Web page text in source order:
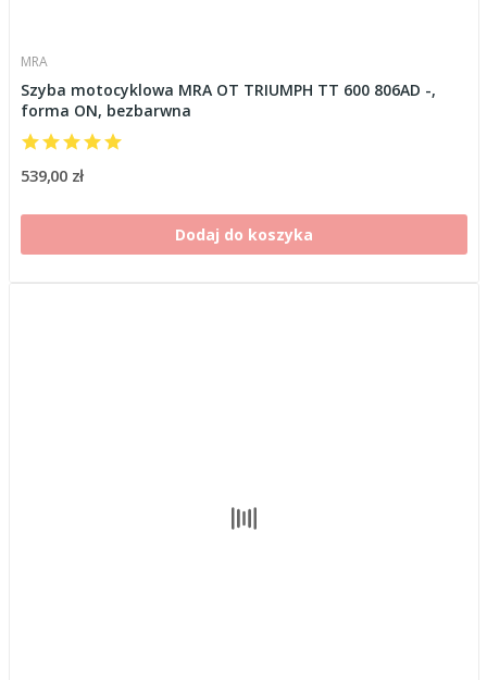
MRA
Szyba motocyklowa MRA OT TRIUMPH TT 600 806AD -,
forma ON, bezbarwna
539,00 zł
Dodaj do koszyka